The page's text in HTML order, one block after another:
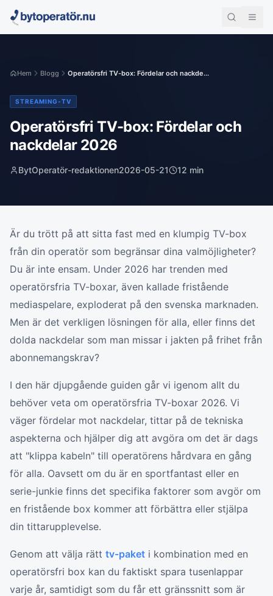
Hem Blogg Operatörsfri TV-box: Fördelar och nackde...
STREAMING-TV
Operatörsfri TV-box: Fördelar och
nackdelar 2026
BytOperatör-redaktionen2026-05-21 12 min
Är du trött på att sitta fast med en klumpig TV-box
från din operatör som begränsar dina valmöjligheter?
Du är inte ensam. Under 2026 har trenden med
operatörsfria TV-boxar, även kallade fristående
mediaspelare, exploderat på den svenska marknaden.
Men är det verkligen lösningen för alla, eller finns det
dolda nackdelar som man missar i jakten på frihet från
abonnemangskrav?
I den här djupgående guiden går vi igenom allt du
behöver veta om operatörsfria TV-boxar 2026. Vi
väger fördelar mot nackdelar, tittar på de tekniska
aspekterna och hjälper dig att avgöra om det är dags
att "klippa kabeln" till operatörens hårdvara en gång
för alla. Oavsett om du är en sportfantast eller en
serie-junkie finns det specifika faktorer som avgör om
en fristående box kommer att förbättra eller stjälpa
din tittarupplevelse.
Genom att välja rätt tv-paket i kombination med en
operatörsfri box kan du faktiskt spara tusenlappar
varje år, samtidigt som du får ett gränssnitt som är